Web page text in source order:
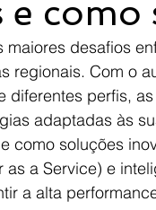
e
desafios
regionais. Com o
diferentes perfis,
adaptadas às
como soluções
as a Service) e
a alta